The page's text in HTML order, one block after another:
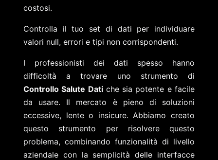
costosi.
Controlla il tuo set di dati per individuare
valori null, errori e tipi non corrispondenti.
I professionisti dei dati spesso hanno
difficoltà a trovare uno strumento di
Controllo Salute Datiche sia potente e facile
da usare. Il mercato è pieno di soluzioni
eccessive, lente o insicure. Abbiamo creato
questo strumento per risolvere questo
problema, combinando funzionalità di livello
aziendale con la semplicità delle interfacce